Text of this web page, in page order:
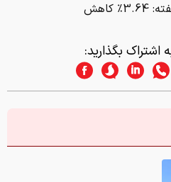
اشتراک بگذارید: